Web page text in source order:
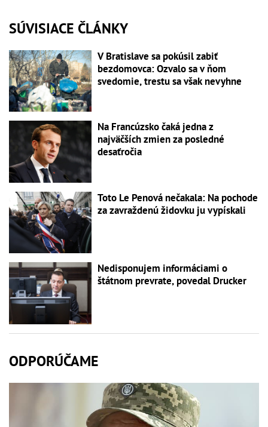
SÚVISIACE ČLÁNKY
V Bratislave sa pokúsil zabiť
bezdomovca: Ozvalo sa v ňom
svedomie, trestu sa však nevyhne
Na Francúzsko čaká jedna z
najväčších zmien za posledné
desaťročia
Toto Le Penová nečakala: Na pochode
za zavraždenú židovku ju vypískali
Nedisponujem informáciami o
štátnom prevrate, povedal Drucker
ODPORÚČAME